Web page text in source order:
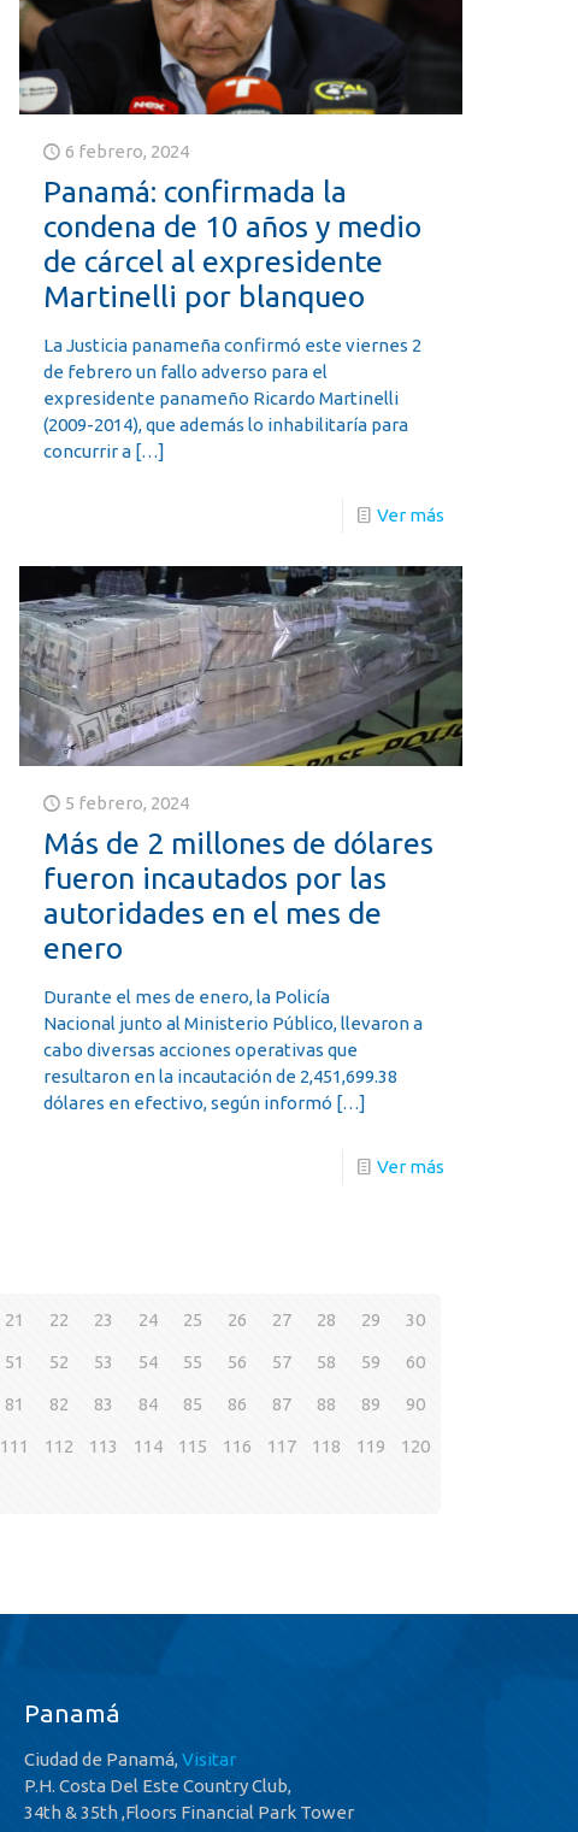
6 febrero, 2024
Panamá: confirmada la
condena de 10 años y medio
de cárcel al expresidente
Martinelli por blanqueo
La Justicia panameña confirmó este viernes 2
de febrero un fallo adverso para el
expresidente panameño Ricardo Martinelli
(2009-2014), que además lo inhabilitaría para
concurrir a[…]
Ver más
5 febrero, 2024
Más de 2 millones de dólares
fueron incautados por las
autoridades en el mes de
enero
Durante el mes de enero, la Policía
Nacional junto al Ministerio Público, llevaron a
cabo diversas acciones operativas que
resultaron en la incautación de 2,451,699.38
dólares en efectivo, según informó […]
Ver más
21 22 23 24 25 26 27 28 29 30
51 52 53 54 55 56 57 58 59 60
81 82 83 84 85 86 87 88 89 90
111 112 113 114 115 116 117 118 119 120
Panamá
Ciudad de Panamá,Visitar
P.H. Costa Del Este Country Club,
34th & 35th ,Floors Financial Park Tower